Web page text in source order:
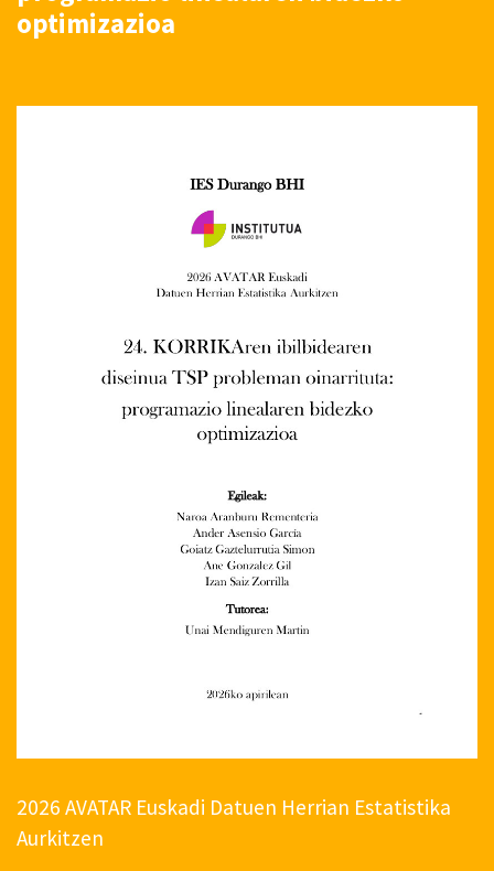
optimizazioa
2026 AVATAR Euskadi Datuen Herrian Estatistika
Aurkitzen